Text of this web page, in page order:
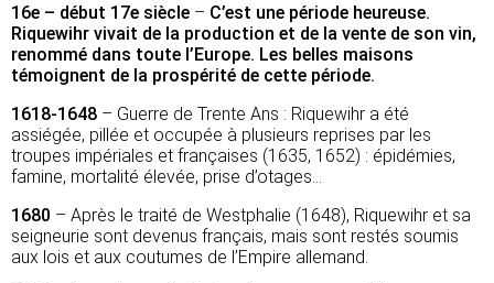
16e – début 17e siècle – C’est une période heureuse.
Riquewihr vivait de la production et de la vente de son vin,
renommé dans toute l’Europe. Les belles maisons
témoignent de la prospérité de cette période.
1618-1648 – Guerre de Trente Ans : Riquewihr a été
assiégée, pillée et occupée à plusieurs reprises par les
troupes impériales et françaises (1635, 1652) : épidémies,
famine, mortalité élevée, prise d’otages…
1680 – Après le traité de Westphalie (1648), Riquewihr et sa
seigneurie sont devenus français, mais sont restés soumis
aux lois et aux coutumes de l’Empire allemand.